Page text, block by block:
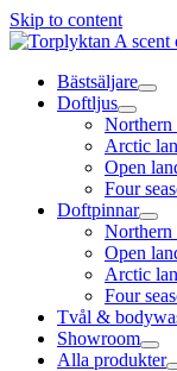
Skip to content
Bästsäljare
Doftljus
Northern
Arctic
Open
Four
Doftpinnar
Northern
Open
Arctic
Four
Tvål &
Showroom
Alla produkter